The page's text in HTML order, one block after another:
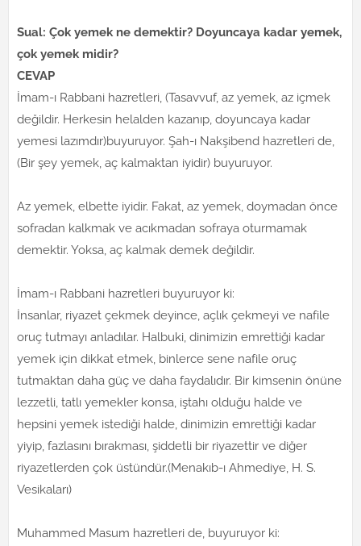
Sual: Çok yemek ne demektir? Doyuncaya kadar yemek,
çok yemek midir?
CEVAP
İmam-ı Rabbani hazretleri, (Tasavvuf, az yemek, az içmek
değildir. Herkesin helalden kazanıp, doyuncaya kadar
yemesi lazımdır)buyuruyor. Şah-ı Nakşibend hazretleri de,
(Bir şey yemek, aç kalmaktan iyidir) buyuruyor.
Az yemek, elbette iyidir. Fakat, az yemek, doymadan önce
sofradan kalkmak ve acıkmadan sofraya oturmamak
demektir. Yoksa, aç kalmak demek değildir.
İmam-ı Rabbani hazretleri buyuruyor ki:
İnsanlar, riyazet çekmek deyince, açlık çekmeyi ve nafile
oruç tutmayı anladılar. Halbuki, dinimizin emrettiği kadar
yemek için dikkat etmek, binlerce sene nafile oruç
tutmaktan daha güç ve daha faydalıdır. Bir kimsenin önüne
lezzetli, tatlı yemekler konsa, iştahı olduğu halde ve
hepsini yemek istediği halde, dinimizin emrettiği kadar
yiyip, fazlasını bırakması, şiddetli bir riyazettir ve diğer
riyazetlerden çok üstündür.(Menakıb-ı Ahmediye, H. S.
Vesikaları)
Muhammed Masum hazretleri de, buyuruyor ki: